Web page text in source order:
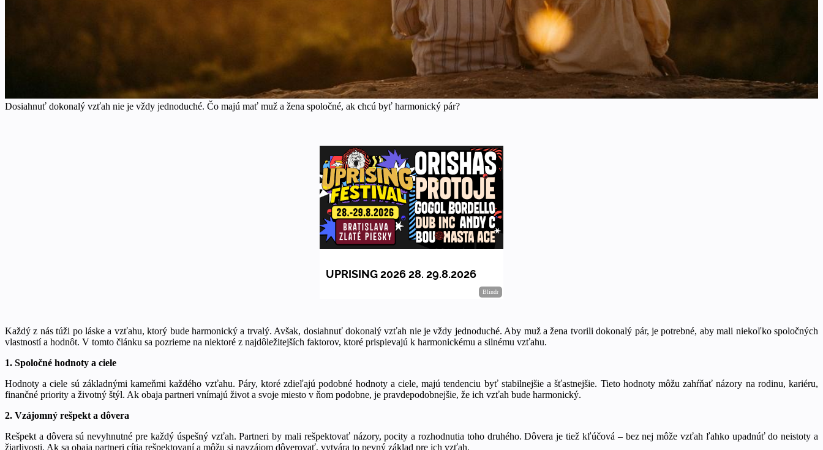
Dosiahnuť dokonalý vzťah nie je vždy jednoduché. Čo majú mať muž a žena spoločné, ak chcú byť harmonický pár?
Každý z nás túži po láske a vzťahu, ktorý bude harmonický a trvalý. Avšak, dosiahnuť dokonalý vzťah nie je vždy jednoduché. Aby muž a žena tvorili dokonalý pár, je potrebné, aby mali niekoľko spoločných
vlastností a hodnôt. V tomto článku sa pozrieme na niektoré z najdôležitejších faktorov, ktoré prispievajú k harmonickému a silnému vzťahu.
1. Spoločné hodnoty a ciele
Hodnoty a ciele sú základnými kameňmi každého vzťahu. Páry, ktoré zdieľajú podobné hodnoty a ciele, majú tendenciu byť stabilnejšie a šťastnejšie. Tieto hodnoty môžu zahŕňať názory na rodinu, kariéru,
finančné priority a životný štýl. Ak obaja partneri vnímajú život a svoje miesto v ňom podobne, je pravdepodobnejšie, že ich vzťah bude harmonický.
2. Vzájomný rešpekt a dôvera
Rešpekt a dôvera sú nevyhnutné pre každý úspešný vzťah. Partneri by mali rešpektovať názory, pocity a rozhodnutia toho druhého. Dôvera je tiež kľúčová – bez nej môže vzťah ľahko upadnúť do neistoty a
žiarlivosti. Ak sa obaja partneri cítia rešpektovaní a môžu si navzájom dôverovať, vytvára to pevný základ pre ich vzťah.